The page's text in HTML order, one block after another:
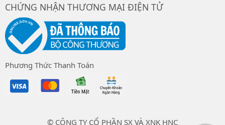
CHỨNG NHẬN THƯƠNG MẠI ĐIỆN TỬ
Phương Thức Thanh Toán
© CÔNG TY CỔ PHẦN SX VÀ XNK HNC